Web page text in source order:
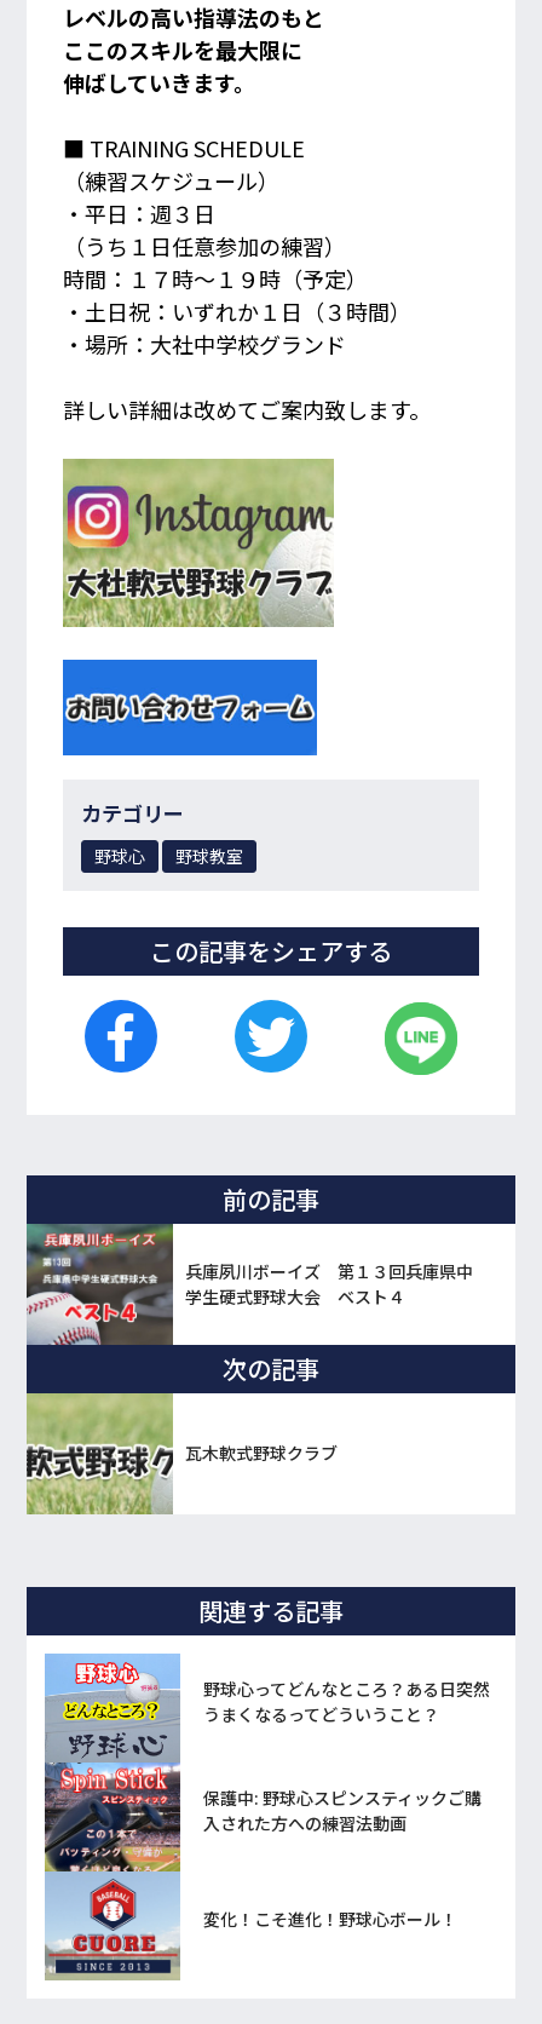
レベルの高い指導法のもと
ここのスキルを最大限に
伸ばしていきます。
■ TRAINING SCHEDULE
（練習スケジュール）
・平日：週３日
（うち１日任意参加の練習）
時間：１７時〜１９時（予定）
・土日祝：いずれか１日（３時間）
・場所：大社中学校グランド
詳しい詳細は改めてご案内致します。
カテゴリー
野球心 野球教室
この記事をシェアする
前の記事
兵庫夙川ボーイズ 第１３回兵庫県中
学生硬式野球大会 ベスト４
次の記事
瓦木軟式野球クラブ
関連する記事
野球心ってどんなところ？ある日突然
うまくなるってどういうこと？
保護中: 野球心スピンスティックご購
入された方への練習法動画
変化！こそ進化！野球心ボール！